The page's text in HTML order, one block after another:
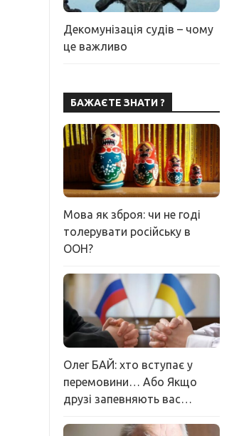
Декомунізація судів – чому
це важливо
БАЖАЄТЕ ЗНАТИ ?
Мова як зброя: чи не годі
толерувати російську в
ООН?
Олег БАЙ: хто вступає у
перемовини… Або Якщо
друзі запевняють вас…